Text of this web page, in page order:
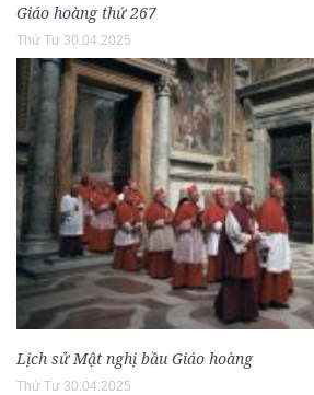
Giáo hoàng thứ 267
Thứ Tư 30.04.2025
Lịch sử Mật nghị bầu Giáo hoàng
Thứ Tư 30.04.2025